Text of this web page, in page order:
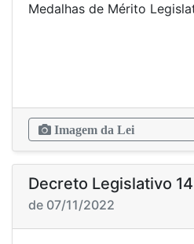
Medalhas de
Imagem da Lei
Decreto Legislativo
de 07/11/2022